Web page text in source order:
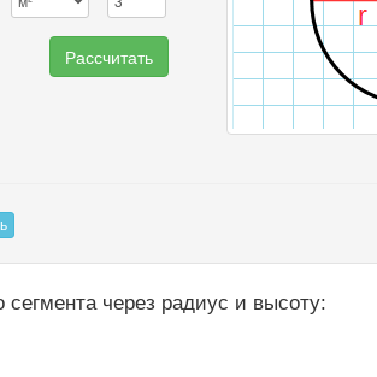
через радиус и высоту: